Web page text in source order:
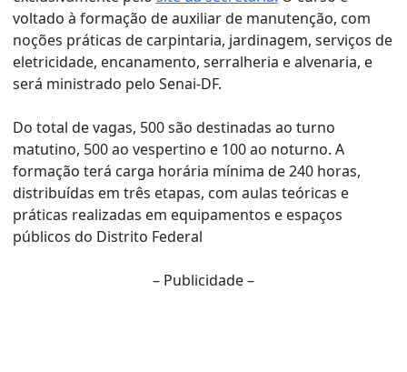
voltado à formação de auxiliar de manutenção, com
noções práticas de carpintaria, jardinagem, serviços de
eletricidade, encanamento, serralheria e alvenaria, e
será ministrado pelo Senai-DF.
Do total de vagas, 500 são destinadas ao turno
matutino, 500 ao vespertino e 100 ao noturno. A
formação terá carga horária mínima de 240 horas,
distribuídas em três etapas, com aulas teóricas e
práticas realizadas em equipamentos e espaços
públicos do Distrito Federal
– Publicidade –